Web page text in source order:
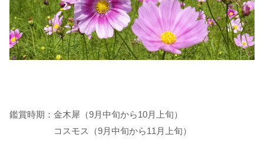
鑑賞時期：金木犀（9月中旬から10月上旬）
コスモス（9月中旬から11月上旬）